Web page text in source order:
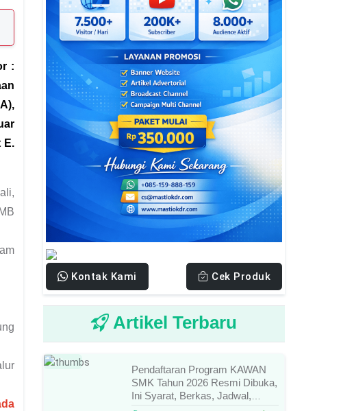
:
E.
Kontak Kami Cek Produk
Artikel Terbaru
Baru
Pendaftaran Program KAWAN
SMK Tahun 2026 Resmi Dibuka,
Ini Syarat, Berkas, Jadwal,